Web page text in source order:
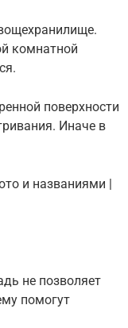
комнатной
поверхности
Иначе в
и названиями |
не позволяет
помогут